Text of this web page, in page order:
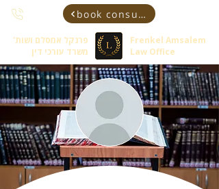
book consultant
פרנקל אמסלם ושות'
משרד עורכי דין
Frenkel Amsalem
Law Office